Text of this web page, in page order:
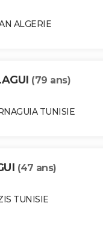
ALGERIE
(79 ans)
TUNISIE
(47 ans)
TUNISIE